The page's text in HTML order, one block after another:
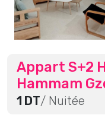
Appart S+2
Hammam
1 DT/ Nuitée